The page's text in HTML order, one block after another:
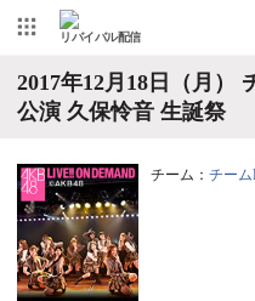
リバイバル配信
2017年12月18日（月）
公演 久保怜音 生誕祭
チーム： チー